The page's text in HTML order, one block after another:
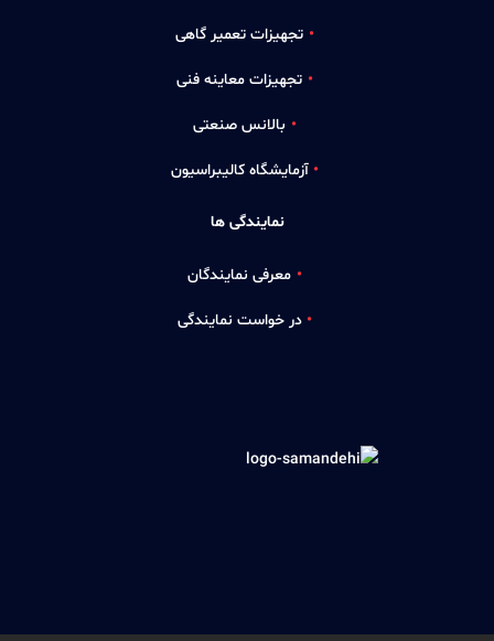
تجهیزات تعمیر گاهی
تجهیزات معاینه فنی
بالانس صنعتی
آزمایشگاه کالیبراسیون
نمایندگی ها
معرفی نمایندگان
در خواست نمایندگی